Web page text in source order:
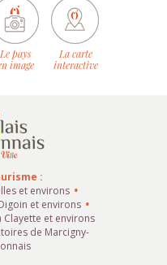
Le pays
image
La carte
interactive
:
et environs
et environs
Clayette et environs
de Marcigny-